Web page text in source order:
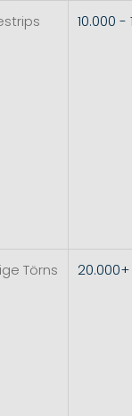
10.000 -
Törns